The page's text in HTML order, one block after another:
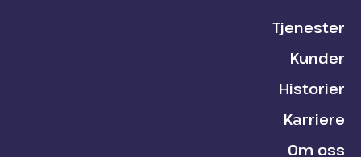
Tjenester
Kunder
Historier
Karriere
Om oss